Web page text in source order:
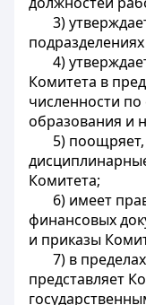
3)
4)
Комитета в
численности
образования и
5) поощряет,
Комитета;
6) имеет
финансовых
и приказы
7) в
представляет